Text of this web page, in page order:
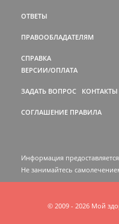
ОТВЕТЫ
ПРАВООБЛАДАТЕЛЯМ
СПРАВКА
ВЕРСИИ/ОПЛАТА
ЗАДАТЬ ВОПРОС КОНТАКТЫ
СОГЛАШЕНИЕ ПРАВИЛА
Информация
Не занимайтесь
© 2009 - 2026 Мой